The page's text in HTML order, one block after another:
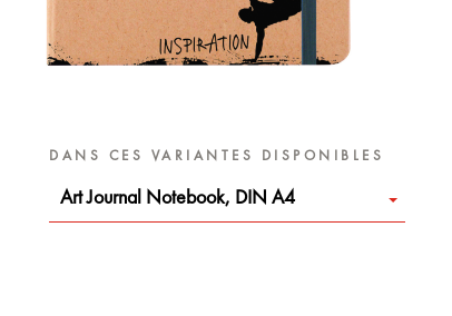
DANS CES VARIANTES DISPONIBLES
Art Journal Notebook, DIN A4